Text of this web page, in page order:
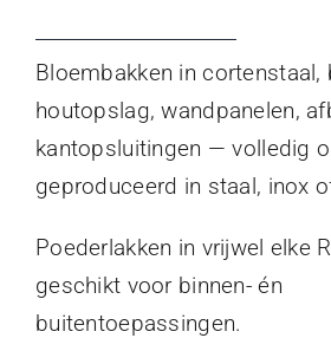
Bloembakken in cortenstaal,
houtopslag, wandpanelen,
kantopsluitingen — volledig
geproduceerd in staal, inox
Poederlakken in vrijwel elke
geschikt voor binnen- én
buitentoepassingen.